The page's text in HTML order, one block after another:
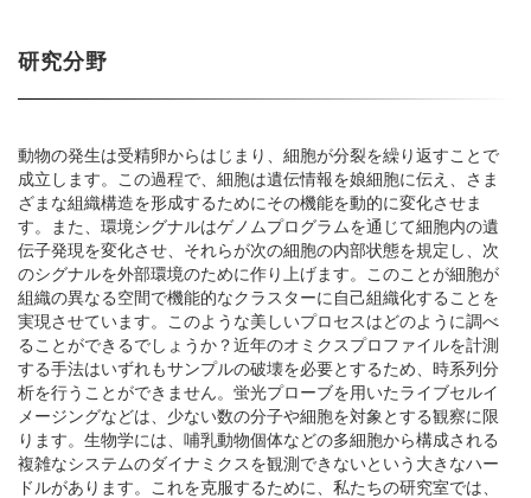
研究分野
動物の発生は受精卵からはじまり、細胞が分裂を繰り返すことで
成立します。この過程で、細胞は遺伝情報を娘細胞に伝え、さま
ざまな組織構造を形成するためにその機能を動的に変化させま
す。また、環境シグナルはゲノムプログラムを通じて細胞内の遺
伝子発現を変化させ、それらが次の細胞の内部状態を規定し、次
のシグナルを外部環境のために作り上げます。このことが細胞が
組織の異なる空間で機能的なクラスターに自己組織化することを
実現させています。このような美しいプロセスはどのように調べ
ることができるでしょうか？近年のオミクスプロファイルを計測
する手法はいずれもサンプルの破壊を必要とするため、時系列分
析を行うことができません。蛍光プローブを用いたライブセルイ
メージングなどは、少ない数の分子や細胞を対象とする観察に限
ります。生物学には、哺乳動物個体などの多細胞から構成される
複雑なシステムのダイナミクスを観測できないという大きなハー
ドルがあります。これを克服するために、私たちの研究室では、